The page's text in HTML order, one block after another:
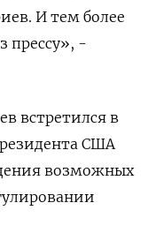
И тем более
прессу», -
‍встретился в
США
возможных